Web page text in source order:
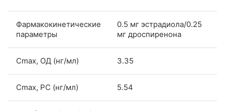
Фармакокинетические
параметры
0.5 мг эстрадиола/0.25
мг дроспиренона
Cmax, ОД (нг/мл) 3.35
Cmax, РС (нг/мл) 5.54